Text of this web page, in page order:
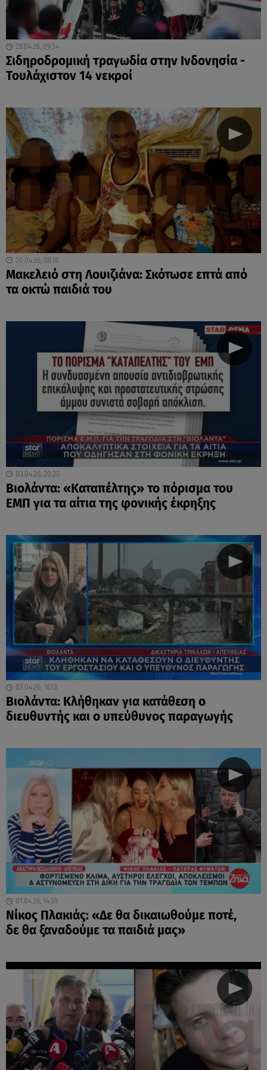
28.04.26, 09:34
Σιδηροδρομική τραγωδία στην Ινδονησία -
Τουλάχιστον 14 νεκροί
20.04.26, 08:18
Μακελειό στη Λουιζιάνα: Σκότωσε επτά από
τα οκτώ παιδιά του
03.04.26, 20:20
Βιολάντα: «Καταπέλτης» το πόρισμα του
ΕΜΠ για τα αίτια της φονικής έκρηξης
03.04.26, 16:13
Βιολάντα: Κλήθηκαν για κατάθεση ο
διευθυντής και ο υπεύθυνος παραγωγής
01.04.26, 14:39
Νίκος Πλακιάς: «Δε θα δικαιωθούμε ποτέ,
δε θα ξαναδούμε τα παιδιά μας»